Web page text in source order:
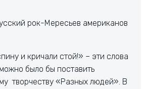
рок-Мересьев американов
и кричали стой!» – эти слова
было бы поставить
творчеству «Разных людей». В